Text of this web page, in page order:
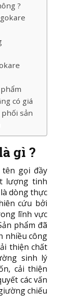
?
có giá
sản
gì ?
tên gọi đầy
lượng tinh
dòng thực
cứu bởi
lĩnh vực
phẩm đã
nhiều công
thiện chất
sinh lý
cải thiện
các vấn
chiếu